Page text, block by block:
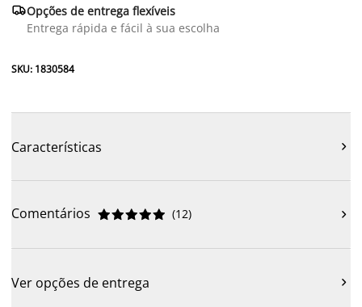
Opções de entrega flexíveis
Entrega rápida e fácil à sua escolha
SKU: 1830584
Características 
Comentários 




 (12) 
Ver opções de entrega 